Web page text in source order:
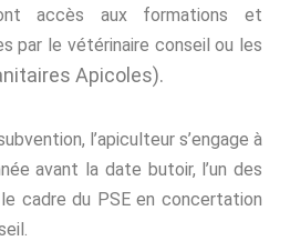
accès aux formations et
par le vétérinaire conseil ou les
Apicoles).
l’apiculteur s’engage à
avant la date butoir, l’un des
cadre du PSE en concertation